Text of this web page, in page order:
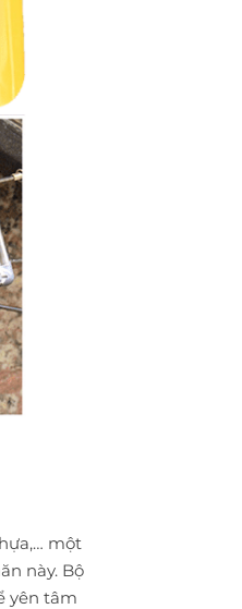
một
này. Bộ
yên tâm